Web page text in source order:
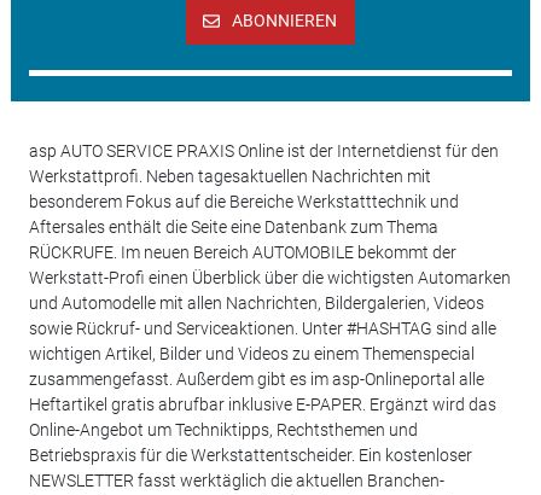
ABONNIEREN
asp AUTO SERVICE PRAXIS Online ist der Internetdienst für den
Werkstattprofi. Neben tagesaktuellen Nachrichten mit
besonderem Fokus auf die Bereiche Werkstatttechnik und
Aftersales enthält die Seite eine Datenbank zum Thema
RÜCKRUFE. Im neuen Bereich AUTOMOBILE bekommt der
Werkstatt-Profi einen Überblick über die wichtigsten Automarken
und Automodelle mit allen Nachrichten, Bildergalerien, Videos
sowie Rückruf- und Serviceaktionen. Unter #HASHTAG sind alle
wichtigen Artikel, Bilder und Videos zu einem Themenspecial
zusammengefasst. Außerdem gibt es im asp-Onlineportal alle
Heftartikel gratis abrufbar inklusive E-PAPER. Ergänzt wird das
Online-Angebot um Techniktipps, Rechtsthemen und
Betriebspraxis für die Werkstattentscheider. Ein kostenloser
NEWSLETTER fasst werktäglich die aktuellen Branchen-